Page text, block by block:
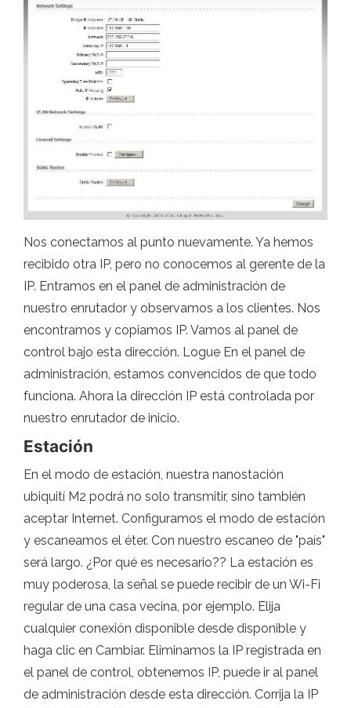
Nos conectamos al punto nuevamente. Ya hemos
recibido otra IP, pero no conocemos al gerente de la
IP. Entramos en el panel de administración de
nuestro enrutador y observamos a los clientes. Nos
encontramos y copiamos IP. Vamos al panel de
control bajo esta dirección. Logue En el panel de
administración, estamos convencidos de que todo
funciona. Ahora la dirección IP está controlada por
nuestro enrutador de inicio.
Estación
En el modo de estación, nuestra nanostación
ubiquití M2 podrá no solo transmitir, sino también
aceptar Internet. Configuramos el modo de estación
y escaneamos el éter. Con nuestro escaneo de "país"
será largo. ¿Por qué es necesario?? La estación es
muy poderosa, la señal se puede recibir de un Wi-Fi
regular de una casa vecina, por ejemplo. Elija
cualquier conexión disponible desde disponible y
haga clic en Cambiar. Eliminamos la IP registrada en
el panel de control, obtenemos IP, puede ir al panel
de administración desde esta dirección. Corrija la IP